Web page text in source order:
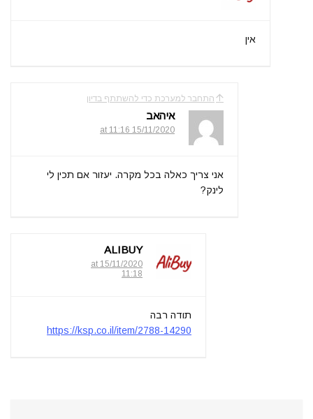
אין
התחבר למערכת כדי להשתתף בדיון
איהאב
15/11/2020 at 11:16
אני צריך כאלה בכל מקרה. יעזור אם תכין לי
לינק?
ALIBUY
15/11/2020 at
11:18
תודה רבה
https://ksp.co.il/item/2788-14290